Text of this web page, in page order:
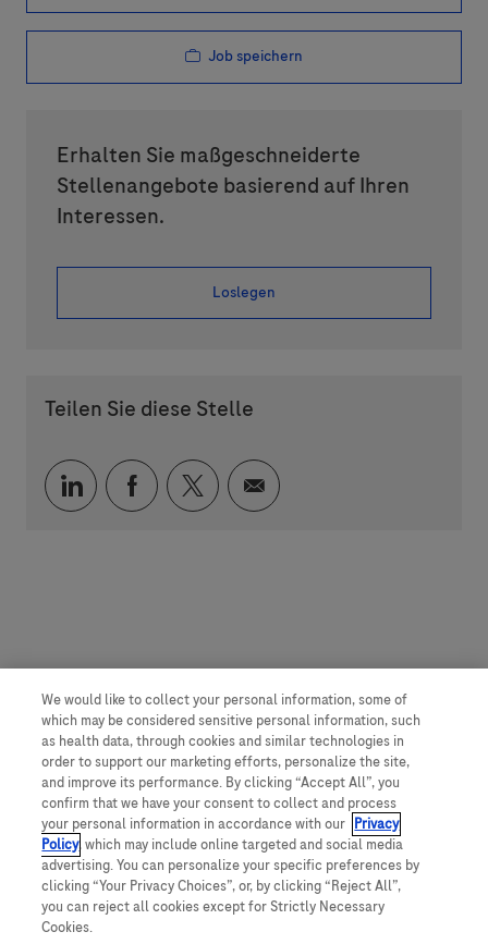
Job speichern
Erhalten Sie maßgeschneiderte
Stellenangebote basierend auf Ihren
Interessen.
Loslegen
Teilen Sie diese Stelle
Über LinkedIn teilen
Über Facebook teilen
Über Twitter teilen
Per E-Mail teilen
We would like to collect your personal information, some of
which may be considered sensitive personal information, such
as health data, through cookies and similar technologies in
order to support our marketing efforts, personalize the site,
and improve its performance. By clicking “Accept All”, you
confirm that we have your consent to collect and process
your personal information in accordance with our Privacy
Policy, which may include online targeted and social media
advertising. You can personalize your specific preferences by
clicking “Your Privacy Choices”, or, by clicking “Reject All”,
you can reject all cookies except for Strictly Necessary
Cookies.